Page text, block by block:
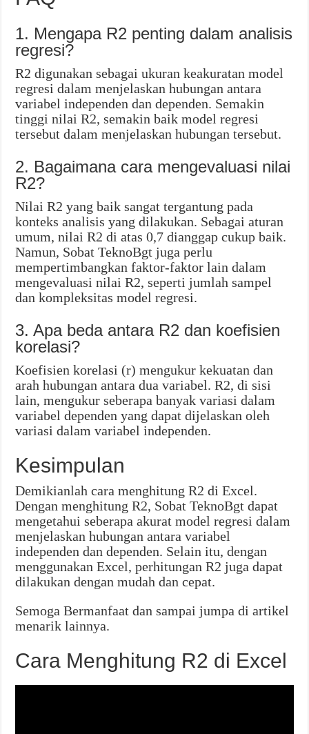
1. Mengapa R2 penting dalam analisis
regresi?
R2 digunakan sebagai ukuran keakuratan model
regresi dalam menjelaskan hubungan antara
variabel independen dan dependen. Semakin
tinggi nilai R2, semakin baik model regresi
tersebut dalam menjelaskan hubungan tersebut.
2. Bagaimana cara mengevaluasi nilai
R2?
Nilai R2 yang baik sangat tergantung pada
konteks analisis yang dilakukan. Sebagai aturan
umum, nilai R2 di atas 0,7 dianggap cukup baik.
Namun, Sobat TeknoBgt juga perlu
mempertimbangkan faktor-faktor lain dalam
mengevaluasi nilai R2, seperti jumlah sampel
dan kompleksitas model regresi.
3. Apa beda antara R2 dan koefisien
korelasi?
Koefisien korelasi (r) mengukur kekuatan dan
arah hubungan antara dua variabel. R2, di sisi
lain, mengukur seberapa banyak variasi dalam
variabel dependen yang dapat dijelaskan oleh
variasi dalam variabel independen.
Kesimpulan
Demikianlah cara menghitung R2 di Excel.
Dengan menghitung R2, Sobat TeknoBgt dapat
mengetahui seberapa akurat model regresi dalam
menjelaskan hubungan antara variabel
independen dan dependen. Selain itu, dengan
menggunakan Excel, perhitungan R2 juga dapat
dilakukan dengan mudah dan cepat.
Semoga Bermanfaat dan sampai jumpa di artikel
menarik lainnya.
Cara Menghitung R2 di Excel